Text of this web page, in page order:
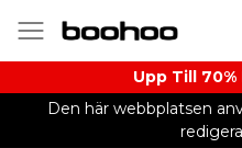
Upp Till
Den här webbplatsen